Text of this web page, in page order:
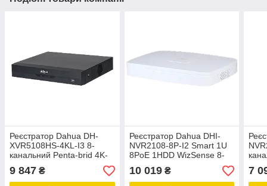
Реєстратор Dahua DH-
XVR5108HS-4KL-I3 8-
канальний Penta-brid 4K-
N/5MP Compact 1U 1HDD
WizSense
9 847 ₴
Реєстратор Dahua DHI-
NVR2108-8P-I2 Smart 1U
8PoE 1HDD WizSense 8-
канальний мережевий
відеореєстратор
10 019₴ 7